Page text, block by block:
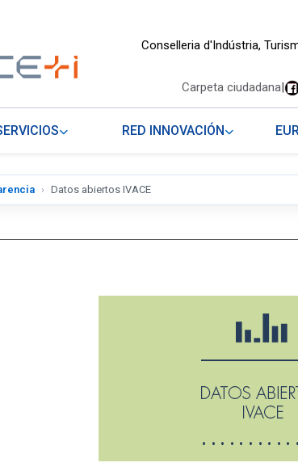
Conselleria d'Indústria,
Carpeta ciudadana|
RED INNOVACIÓN
Datos abiertos IVACE